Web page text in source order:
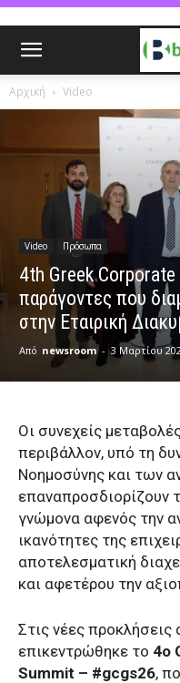
Αρχική Video
Video Πρόσωπα
4th Greek
παράγοντες που
στην Εταιρική
Από newsroom - 3 Μαρτίου
Οι συνεχείς
περιβάλλον, υπό τη
Νοημοσύνης και των
επαναπροσδιορίζουν
γνώμονα αφενός την
ικανότητες της
αποτελεσματική
και αφετέρου την
Στις νέες προκλήσεις
επικεντρώθηκε το 4o
Summit – #gcgs26,